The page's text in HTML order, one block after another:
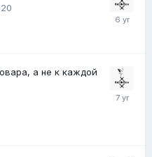
а не к каждой